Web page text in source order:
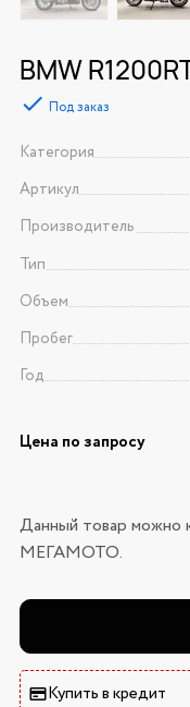
BMW
Под заказ
Категория
Артикул
Производитель
Тип
Объем
Пробег
Год
Цена по запросу
Данный товар можно
МЕГАМОТО.
Купить в кредит